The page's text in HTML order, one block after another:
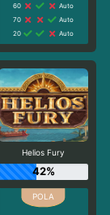
60
Auto
70
Auto
20
Auto
Helios Fury
42%